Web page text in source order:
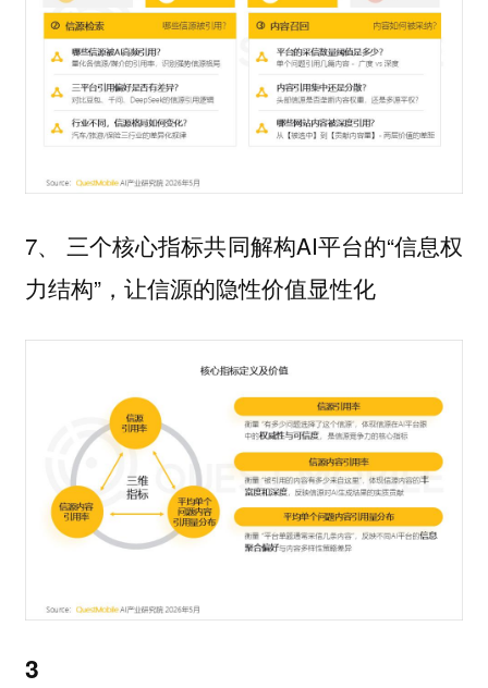
7、 三个核心指标共同解构AI平台的“信息权
力结构”，让信源的隐性价值显性化
3